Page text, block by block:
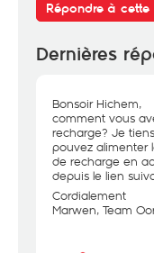
Répondre à
Dernières
Bonsoir Hichem,
comment vous
recharge? Je
pouvez alimenter
de recharge en
depuis le lien
Cordialement
Marwen, Team